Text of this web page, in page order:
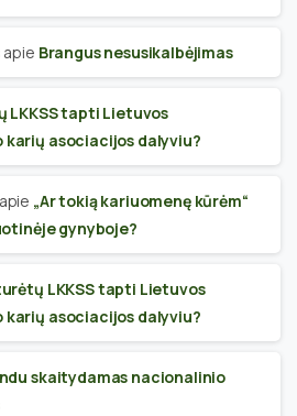
apie Brangus nesusikalbėjimas
LKKSS tapti Lietuvos
karių asociacijos dalyviu?
apie „Ar tokią kariuomenę kūrėm“
gynyboje?
LKKSS tapti Lietuvos
karių asociacijos dalyviu?
skaitydamas nacionalinio